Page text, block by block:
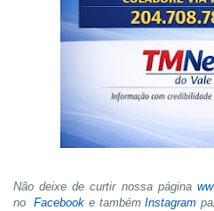
Não deixe de curtir nossa página
noFacebook e tambémInstagram